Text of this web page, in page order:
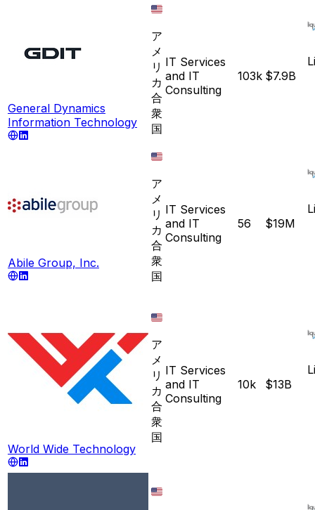
General Dynamics
Information Technology
ア
メ
リ
カ
合
衆
国
IT Services
and IT
Consulting
103k $7.9B
Abile Group, Inc.
ア
メ
リ
カ
合
衆
国
IT Services
and IT
Consulting
56 $19M
World Wide Technology
ア
メ
リ
カ
合
衆
国
IT Services
and IT
Consulting
10k $13B